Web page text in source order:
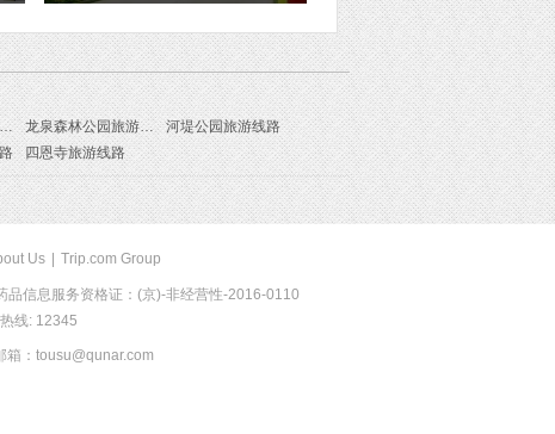
元丰监铸钱遗址旅游线路 龙泉森林公园旅游线路
河堤公园旅游线路
四恩寺旅游线路
Us Trip.com Group
品信息服务资格证：(京)-非经营性-2016-0110
线: 12345
箱：tousu@qunar.com